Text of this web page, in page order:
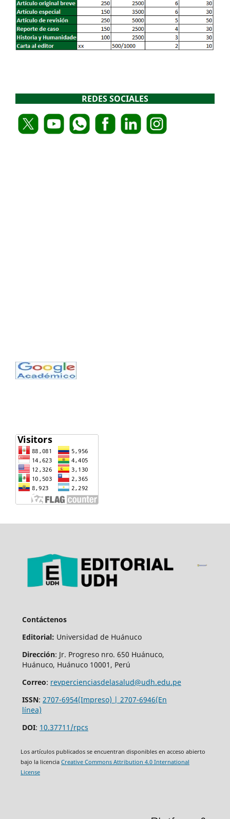
REDES SOCIALES
Contáctenos
Editorial: Universidad de Huánuco
Dirección: Jr. Progreso nro. 650 Huánuco,
Huánuco, Huánuco 10001, Perú
Correo: revpercienciasdelasalud@udh.edu.pe
ISSN: 2707-6954(Impreso) | 2707-6946(En
línea)
DOI: 10.37711/rpcs
Los artículos publicados se encuentran disponibles en acceso abierto
bajo la licencia Creative Commons Attribution 4.0 International
License